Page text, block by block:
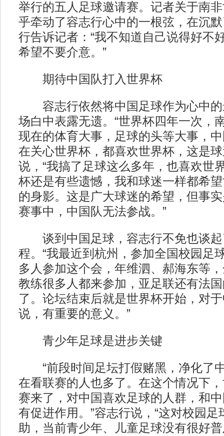
举行的五人足球邀请赛。记者关于南
乎牵动了容志行心中的一根弦，在沉
行告诉记者：“我不知道自己说得好不
希望不要介意。”
期待中国队打入世界杯
容志行依然将中国足球作为心中的
场白中表露无遗。“世界杯四年一次，
现在的体育大事，足球的头等大事，
在关心世界杯，都喜欢世界杯，这是
说，“我搞了足球这么多年，也喜欢世
杯还是有些遗憾，我和球迷一样都希
的身影。这是广大球迷的希望，但事
赛事中，中国队无法参战。”
谈到中国足球，容志行不免也谈起
程。“我最近到杭州，参加全国校园足
多人参加这个会，年维泗、郝海东等
教练很多人都来参加，亚足联还有法
了。论坛结束后就是世界杯开始，对
说，有重要的意义。”
青少年足球是进步关键
“前段时间足坛打假赌黑，净化了
在看联赛的人也多了。在这个情况下
赛来了，对中国喜欢足球的人群，和
有促进作用。”容志行说，“这对校园
助，当前青少年、儿童足球没有很好